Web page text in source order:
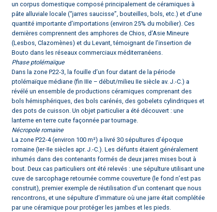
un corpus domestique composé principalement de céramiques à
pâte alluviale locale (“jarres saucisse”, bouteilles, bols, etc.) et d’une
quantité importante d’importations (environ 25% du mobilier). Ces
dernières comprennent des amphores de Chios, d’Asie Mineure
(Lesbos, Clazomènes) et du Levant, témoignant de l’insertion de
Bouto dans les réseaux commerciaux méditerranéens.
Phase ptolémaïque
Dans la zone P22-3, la fouille d’un four datant de la période
ptolémaïque médiane (fin IIIe – début/milieu IIe siècle av. J.-C.) a
révélé un ensemble de productions céramiques comprenant des
bols hémisphériques, des bols carénés, des gobelets cylindriques et
des pots de cuisson. Un objet particulier a été découvert : une
lanterne en terre cuite façonnée par tournage.
Nécropole romaine
La zone P22-4 (environ 100 m²) a livré 30 sépultures d’époque
romaine (Ier-IIe siècles apr. J.-C.). Les défunts étaient généralement
inhumés dans des contenants formés de deux jarres mises bout à
bout. Deux cas particuliers ont été relevés : une sépulture utilisant une
cuve de sarcophage retournée comme couverture (le fond n’est pas
construit), premier exemple de réutilisation d’un contenant que nous
rencontrons, et une sépulture d’immature où une jarre était complétée
par une céramique pour protéger les jambes et les pieds.